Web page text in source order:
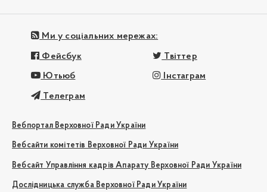
Ми у соціальних мережах:
Фейсбук Твіттер
Ютьюб Інстаграм
Телеграм
Вебпортал Верховної Ради України
Вебсайти комітетів Верховної Ради України
Вебсайт Управління кадрів Апарату Верховної Ради України
Дослідницька служба Верховної Ради України